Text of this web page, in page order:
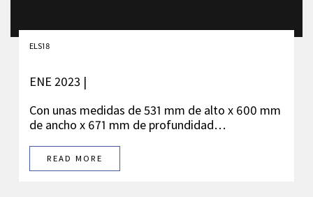
ELS18
ENE 2023 |
Con unas medidas de 531 mm de alto x 600 mm
de ancho x 671 mm de profundidad…
READ MORE